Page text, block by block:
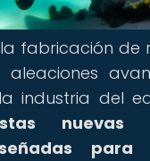
fabricación de
industria del
nuevas